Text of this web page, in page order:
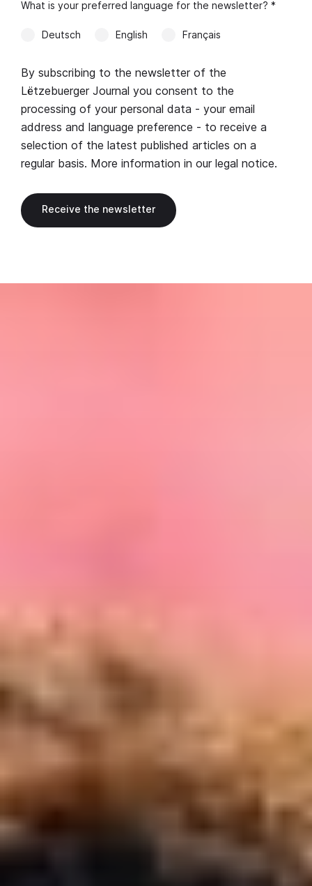
What is your preferred language for the newsletter? *
Deutsch English Français
By subscribing to the newsletter of the
Lëtzebuerger Journal you consent to the
processing of your personal data - your email
address and language preference - to receive a
selection of the latest published articles on a
regular basis. More information in our legal notice.